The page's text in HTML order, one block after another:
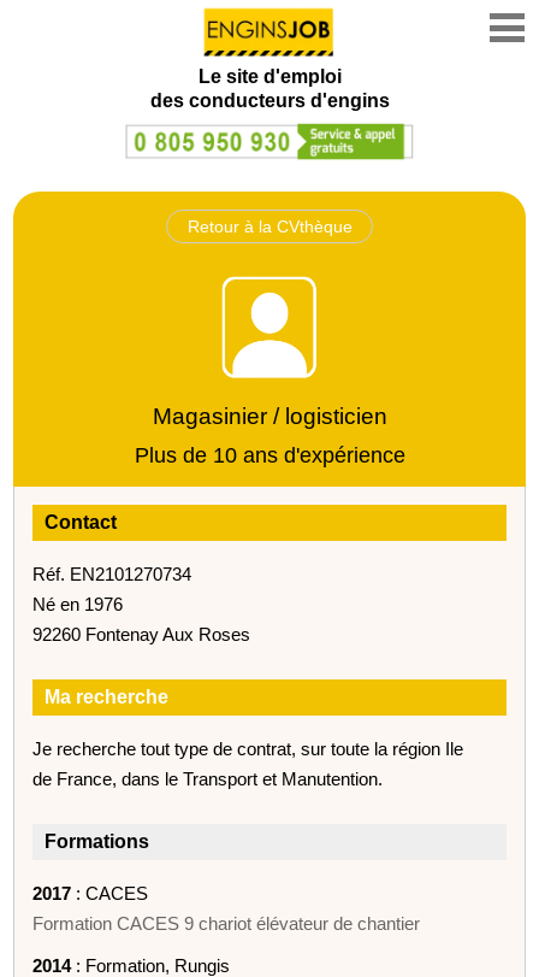
Le site d'emploi
des conducteurs d'engins
Retour à la CVthèque
Magasinier / logisticien
Plus de 10 ans d'expérience
Contact
Réf. EN2101270734
Né en 1976
92260 Fontenay Aux Roses
Ma recherche
Je recherche tout type de contrat, sur toute la région Ile
de France, dans le Transport et Manutention.
Formations
2017 : CACES
Formation CACES 9 chariot élévateur de chantier
2014: Formation, Rungis